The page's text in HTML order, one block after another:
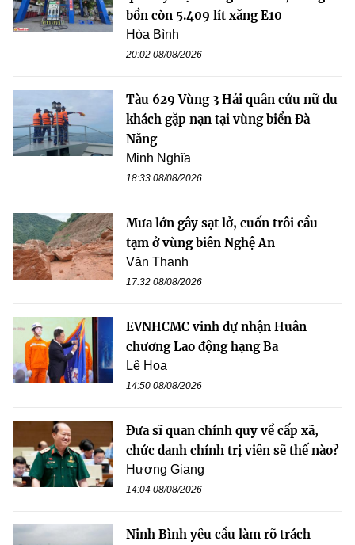
bồn còn 5.409 lít xăng E10
Hòa Bình
20:02 08/08/2026
Tàu 629 Vùng 3 Hải quân cứu nữ du
khách gặp nạn tại vùng biển Đà
Nẵng
Minh Nghĩa
18:33 08/08/2026
Mưa lớn gây sạt lở, cuốn trôi cầu
tạm ở vùng biên Nghệ An
Văn Thanh
17:32 08/08/2026
EVNHCMC vinh dự nhận Huân
chương Lao động hạng Ba
Lê Hoa
14:50 08/08/2026
Đưa sĩ quan chính quy về cấp xã,
chức danh chính trị viên sẽ thế nào?
Hương Giang
14:04 08/08/2026
Ninh Bình yêu cầu làm rõ trách